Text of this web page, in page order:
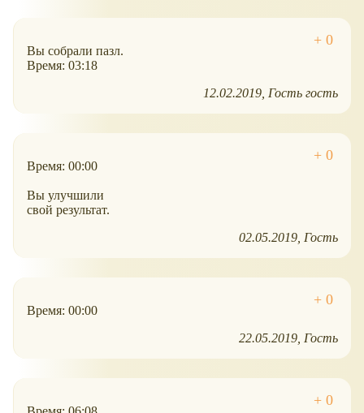
Вы собрали пазл.
Время: 03:18
12.02.2019 Гость гость
Время: 00:00
Вы улучшили
свой результат.
02.05.2019 Гость
Время: 00:00
22.05.2019 Гость